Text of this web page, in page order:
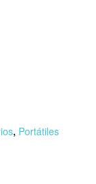
, Portátiles